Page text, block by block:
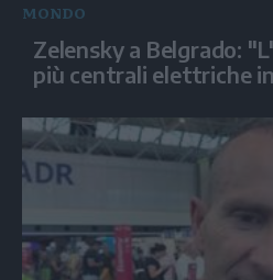
MONDO
Zelensky a Belgrado:
più centrali elettriche